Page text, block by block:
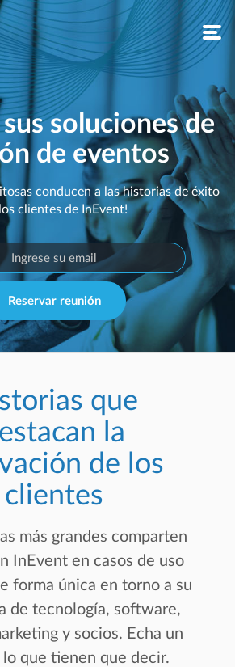
sus soluciones de
de eventos
conducen a las historias de éxito
clientes de InEvent!
Reservar reunión
que
la
de los
clientes
más grandes comparten
InEvent en casos de uso
forma única en torno a su
de tecnología, software,
y socios. Echa un
lo que tienen que decir.